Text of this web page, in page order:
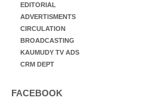
EDITORIAL
ADVERTISMENTS
CIRCULATION
BROADCASTING
KAUMUDY TV ADS
CRM DEPT
FACEBOOK